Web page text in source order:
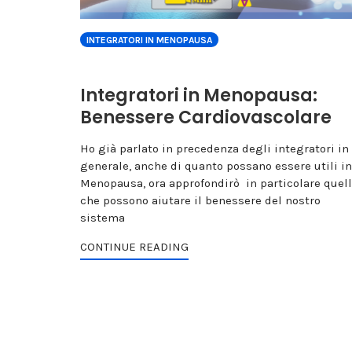
INTEGRATORI IN MENOPAUSA
Integratori in Menopausa:
Benessere Cardiovascolare
Ho già parlato in precedenza degli integratori in
generale, anche di quanto possano essere utili in
Menopausa, ora approfondirò in particolare
che possono aiutare il benessere del nostro
sistema
CONTINUE READING